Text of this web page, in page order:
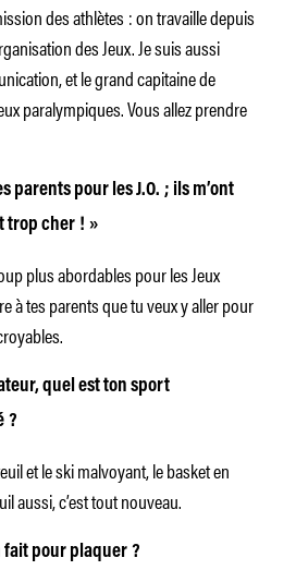
des athlètes : on travaille depuis
des Jeux. Je suis aussi
et le grand capitaine de
paralympiques. Vous allez prendre
parents pour les J.O. ; ils m’ont
trop cher ! »
plus abordables pour les Jeux
à tes parents que tu veux y aller pour
quel est ton sport
?
et le ski malvoyant, le basket en
aussi, c’est tout nouveau.
fait pour plaquer ?